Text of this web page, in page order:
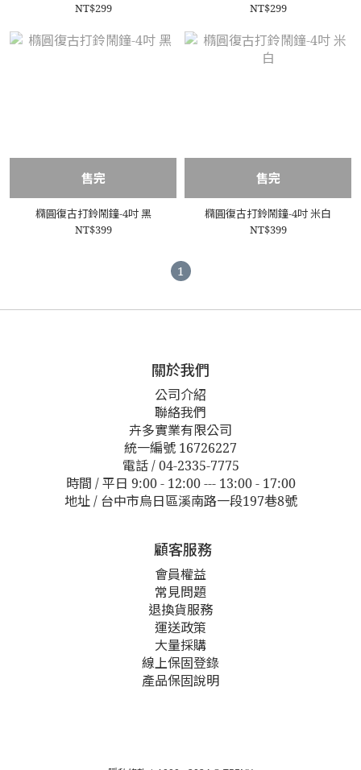
NT$299
NT$299
售完
橢圓復古打鈴鬧鐘-4吋 黑
NT$399
售完
橢圓復古打鈴鬧鐘-4吋 米白
NT$399
1
關於我們
公司介紹
聯絡我們
卉多實業有限公司
統一編號 16726227
電話 / 04-2335-7775
時間 / 平日 9:00 - 12:00 --- 13:00 - 17:00
地址 / 台中市烏日區溪南路一段197巷8號
顧客服務
會員權益
常見問題
退換貨服務
運送政策
大量採購
線上保固登錄
產品保固說明